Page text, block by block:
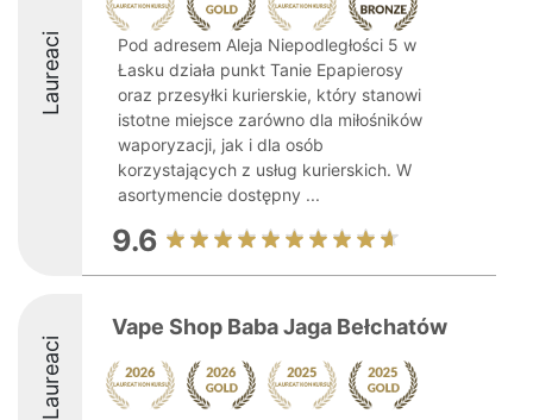
Laureaci
Pod adresem Aleja Niepodległości 5 w
Łasku działa punkt Tanie Epapierosy
oraz przesyłki kurierskie, który stanowi
istotne miejsce zarówno dla miłośników
waporyzacji, jak i dla osób
korzystających z usług kurierskich. W
asortymencie dostępny ...
9.6
Laureaci
Vape Shop Baba Jaga Bełchatów